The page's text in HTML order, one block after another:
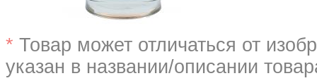
* Товар может отличаться от
указан в названии/описании